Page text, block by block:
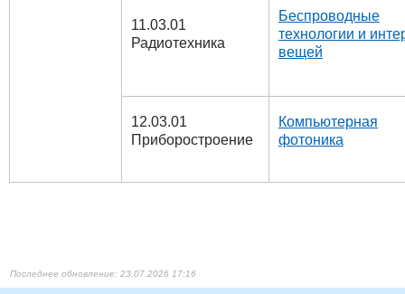
11.03.01
Радиотехника
Беспроводные
технологии и
вещей
12.03.01
Приборостроение
Компьютерная
фотоника
23.07.2026 17:16